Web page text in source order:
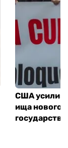
США
ища нового